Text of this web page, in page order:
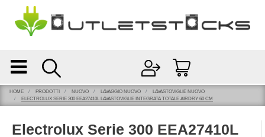
Open menu
HOME PRODOTTI NUOVO LAVAGGIO NUOVO
LAVASTOVIGLIE NUOVO
ELECTROLUX SERIE 300 EEA27410L LAVASTOVIGLIE INTEGRATA TOTALE AIRDRY 60 CM
Electrolux Serie 300 EEA27410L